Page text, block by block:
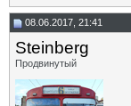
08.06.2017, 21:41
Steinberg
Продвинутый